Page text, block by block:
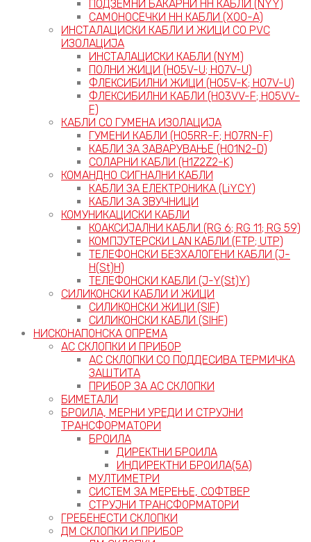
ПОДЗЕМНИ БАКАРНИ НН КАБЛИ (NYY)
САМОНОСЕЧКИ НН КАБЛИ (X00-A)
ИНСТАЛАЦИСКИ КАБЛИ И ЖИЦИ СО PVC
ИЗОЛАЦИЈА
ИНСТАЛАЦИСКИ КАБЛИ (NYM)
ПОЛНИ ЖИЦИ (H05V-U; H07V-U)
ФЛЕКСИБИЛНИ ЖИЦИ (H05V-K; H07V-U)
ФЛЕКСИБИЛНИ КАБЛИ (H03VV-F; H05VV-
F)
КАБЛИ СО ГУМЕНА ИЗОЛАЦИЈА
ГУМЕНИ КАБЛИ (H05RR-F; H07RN-F)
КАБЛИ ЗА ЗАВАРУВАЊЕ (H01N2-D)
СОЛАРНИ КАБЛИ (H1Z2Z2-K)
КОМАНДНО СИГНАЛНИ КАБЛИ
КАБЛИ ЗА ЕЛЕКТРОНИКА (LiYCY)
КАБЛИ ЗА ЗВУЧНИЦИ
КОМУНИКАЦИСКИ КАБЛИ
КОАКСИЈАЛНИ КАБЛИ (RG 6; RG 11; RG 59)
КОМПЈУТЕРСКИ LAN КАБЛИ (FTP; UTP)
ТЕЛЕФОНСКИ БЕЗХАЛОГЕНИ КАБЛИ (J-
H(St)H)
ТЕЛЕФОНСКИ КАБЛИ (J-Y(St)Y)
СИЛИКОНСКИ КАБЛИ И ЖИЦИ
СИЛИКОНСКИ ЖИЦИ (SIF)
СИЛИКОНСКИ КАБЛИ (SIHF)
НИСКОНАПОНСКА ОПРЕМА
АС СКЛОПКИ И ПРИБОР
АС СКЛОПКИ СО ПОДДЕСИВА ТЕРМИЧКА
ЗАШТИТА
ПРИБОР ЗА АС СКЛОПКИ
БИМЕТАЛИ
БРОИЛА, МЕРНИ УРЕДИ И СТРУЈНИ
ТРАНСФОРМАТОРИ
БРОИЛА
ДИРЕКТНИ БРОИЛА
ИНДИРЕКТНИ БРОИЛА(5А)
МУЛТИМЕТРИ
СИСТЕМ ЗА МЕРЕЊЕ, СОФТВЕР
СТРУЈНИ ТРАНСФОРМАТОРИ
ГРЕБЕНЕСТИ СКЛОПКИ
ДМ СКЛОПКИ И ПРИБОР